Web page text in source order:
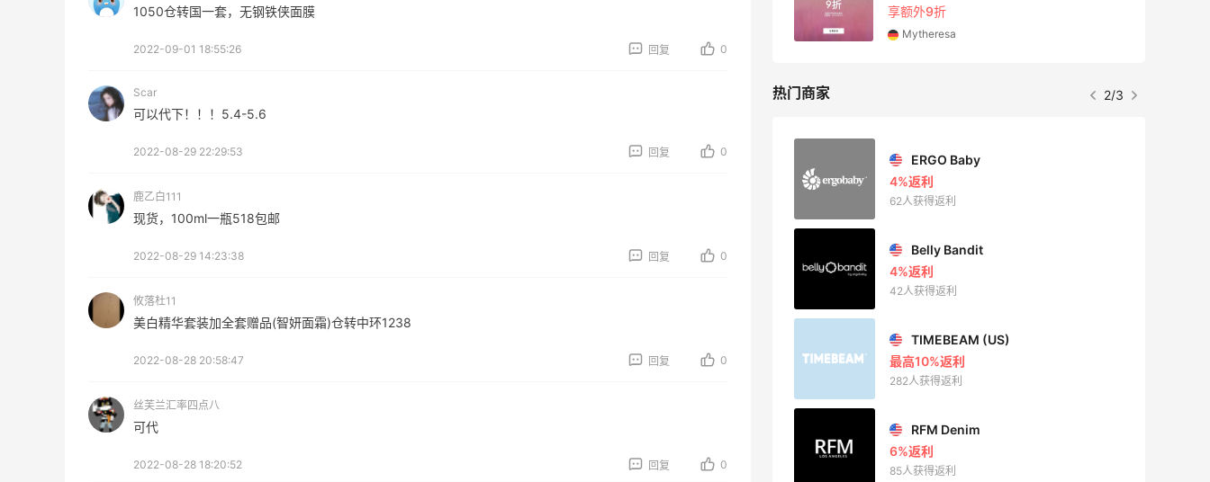
1050仓转国一套，无钢铁侠面膜
2022-09-01 18:55:26 回复 0
Scar
可以代下！！！5.4-5.6
2022-08-29 22:29:53 回复 0
鹿乙白111
现货，100ml一瓶518包邮
2022-08-29 14:23:38 回复 0
攸落杜11
美白精华套装加全套赠品(智妍面霜)仓转中环1238
2022-08-28 20:58:47 回复 0
丝芙兰汇率四点八
可代
2022-08-28 18:20:52 回复 0
低门槛入手7件套
享额外9折
Mytheresa
热门商家 2/3
Private Internet Access VPN
185人获得返利
COUTR
ERGO Baby
4%返利
62人获得返利
Belly Bandit
4%返利
42人获得返利
TIMEBEAM (US)
最高10%返利
282人获得返利
RFM Denim
6%返利
85人获得返利